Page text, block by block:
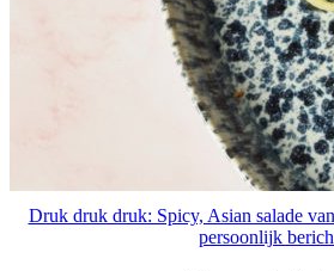
Druk druk druk: Spicy, Asian salade
persoonlijk